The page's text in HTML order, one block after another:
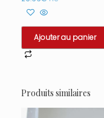
Ajouter au panier
Produits similaires